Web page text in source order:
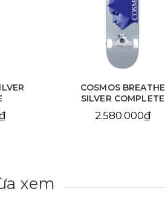
COSMOS BREATHE
SILVER COMPLETE
2.580.000₫
xem